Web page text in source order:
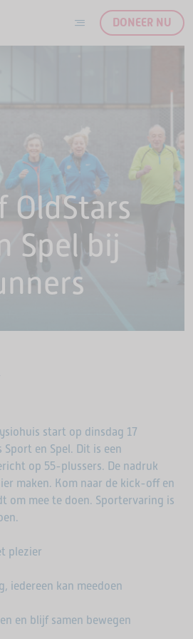
DONEER NU
OldStars
Spel bij
start op dinsdag 17
en Spel. Dit is een
op 55-plussers. De nadruk
maken. Kom naar de kick-off en
om mee te doen. Sportervaring is
plezier
iedereen kan meedoen
en blijf samen bewegen